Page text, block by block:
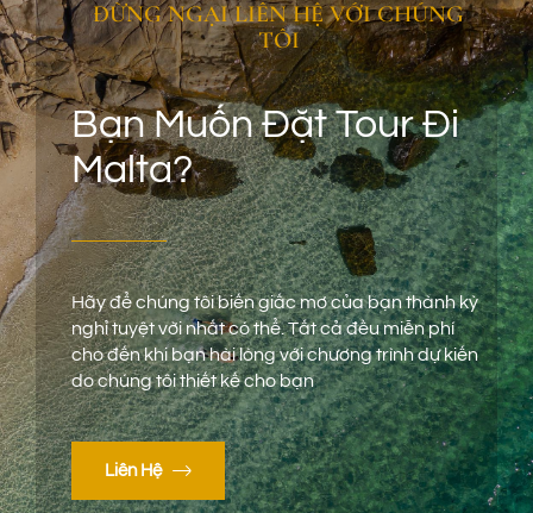
ĐỪNG NGẠI LIÊN HỆ VỚI CHÚNG
TÔI
Bạn Muốn Đặt Tour Đi
Malta?
Hãy để chúng tôi biến giấc mơ của bạn thành kỳ
nghỉ tuyệt vời nhất có thể. Tất cả đều miễn phí
cho đến khi bạn hài lòng với chương trình dự kiến
do chúng tôi thiết kế cho bạn
Liên Hệ